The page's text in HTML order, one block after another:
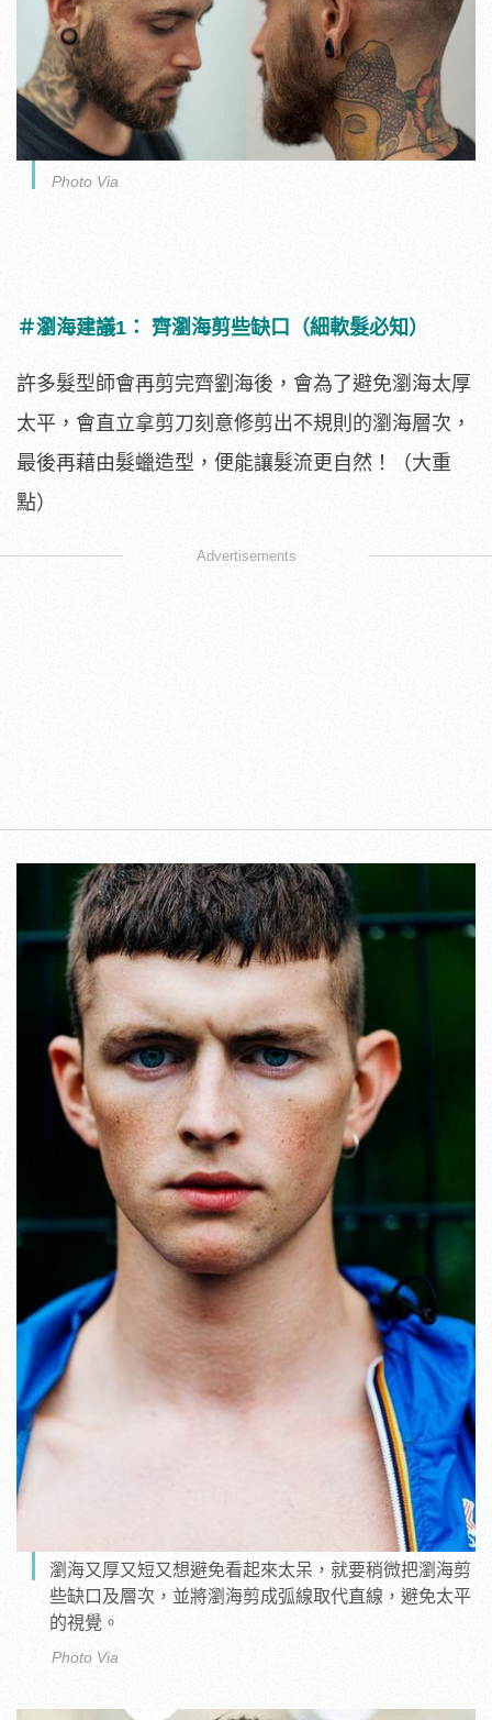
Photo Via
＃瀏海建議1： 齊瀏海剪些缺口（細軟髮必知）
許多髮型師會再剪完齊劉海後，會為了避免瀏海太厚
太平，會直立拿剪刀刻意修剪出不規則的瀏海層次，
最後再藉由髮蠟造型，便能讓髮流更自然！（大重
點）
Advertisements
瀏海又厚又短又想避免看起來太呆，就要稍微把瀏海剪
些缺口及層次，並將瀏海剪成弧線取代直線，避免太平
的視覺。
Photo Via